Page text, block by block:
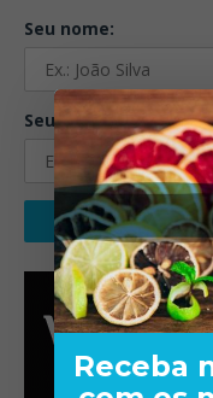
Seu nome:
Seu email:
Receba